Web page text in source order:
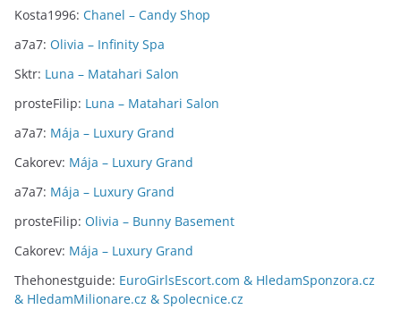
Kosta1996: Chanel – Candy Shop
a7a7: Olivia – Infinity Spa
Sktr: Luna – Matahari Salon
prosteFilip: Luna – Matahari Salon
a7a7: Mája – Luxury Grand
Cakorev: Mája – Luxury Grand
a7a7: Mája – Luxury Grand
prosteFilip: Olivia – Bunny Basement
Cakorev: Mája – Luxury Grand
Thehonestguide: EuroGirlsEscort.com & HledamSponzora.cz
& HledamMilionare.cz & Spolecnice.cz